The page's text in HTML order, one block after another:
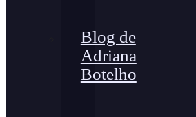
Blog de
Adriana
Botelho